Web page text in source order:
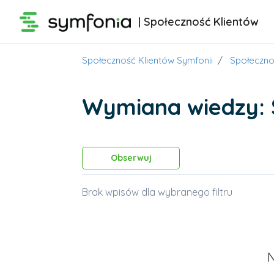
| Społeczność Klientów
Społeczność Klientów Symfonii
Wymiana wiedzy:
Obserwuj
Brak wpisów dla wybranego filtru